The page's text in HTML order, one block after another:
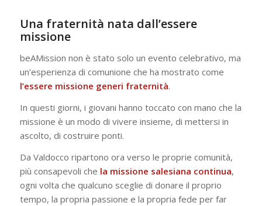
Una fraternità nata dall’essere
missione
beAMission non è stato solo un evento celebrativo, ma
un’esperienza di comunione che ha mostrato come
l’essere missione generi fraternità.
In questi giorni, i giovani hanno toccato con mano che la
missione è un modo di vivere insieme, di mettersi in
ascolto, di costruire ponti.
Da Valdocco ripartono ora verso le proprie comunità,
più consapevoli che la missione salesiana continua,
ogni volta che qualcuno sceglie di donare il proprio
tempo, la propria passione e la propria fede per far